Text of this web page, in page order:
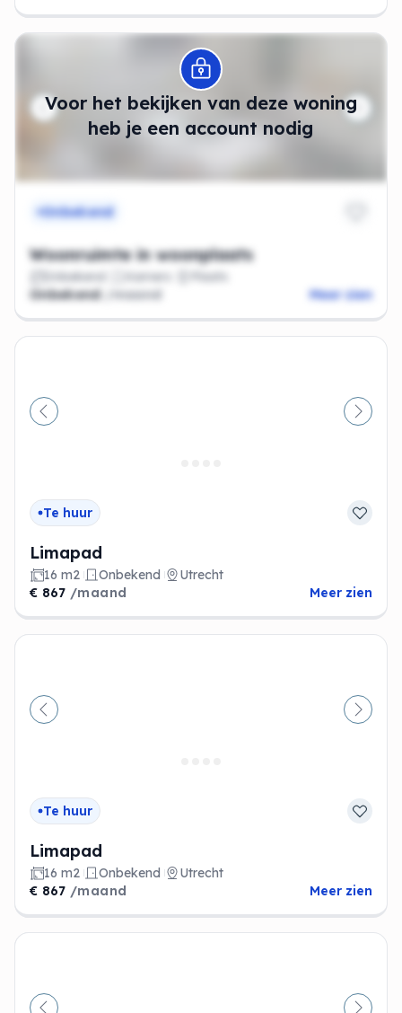
Voor het bekijken van deze woning
heb je een account nodig
Modal openen
Onbekend
Woonruimte in woonplaats
Onbekend Kamers
Plaats
Onbekend
/maand Meer zien
Vorige
Te huur
Limapad
16 m2 Onbekend
Utrecht
€ 867 /maand Meer zien
Vorige
Te huur
Limapad
16 m2 Onbekend
Utrecht
€ 867 /maand Meer zien